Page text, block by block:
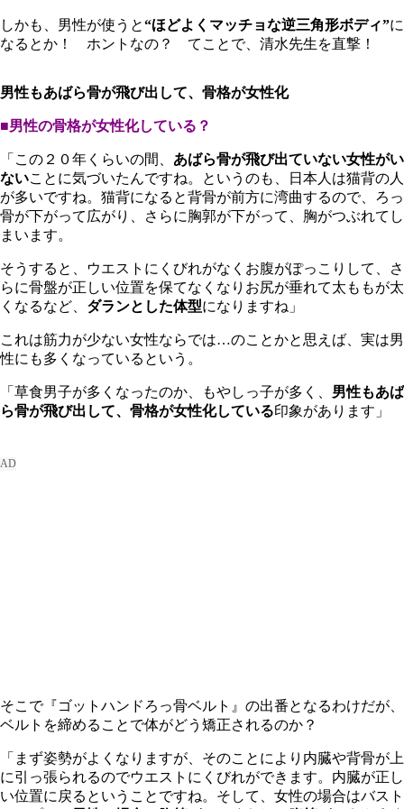
しかも、男性が使うと“ほどよくマッチョな逆三角形ボディ”に
なるとか！ ホントなの？ てことで、清水先生を直撃！
男性もあばら骨が飛び出して、骨格が女性化
■男性の骨格が女性化している？
「この２０年くらいの間、 あばら骨が飛び出ていない女性がい
ないことに気づいたんですね。というのも、日本人は猫背の人
が多いですね。猫背になると背骨が前方に湾曲するので、ろっ
骨が下がって広がり、さらに胸郭が下がって、胸がつぶれてし
まいます。
そうすると、ウエストにくびれがなくお腹がぽっこりして、さ
らに骨盤が正しい位置を保てなくなりお尻が垂れて太ももが太
くなるなど、 ダランとした体型になりますね」
これは筋力が少ない女性ならでは…のことかと思えば、実は男
性にも多くなっているという。
「草食男子が多くなったのか、もやしっ子が多く、 男性もあば
ら骨が飛び出して、骨格が女性化している印象があります」
そこで『ゴットハンドろっ骨ベルト』の出番となるわけだが、
ベルトを締めることで体がどう矯正されるのか？
「まず姿勢がよくなりますが、そのことにより内臓や背骨が上
に引っ張られるのでウエストにくびれができます。内臓が正し
い位置に戻るということですね。そして、女性の場合はバスト